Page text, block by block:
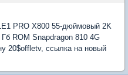
PRO X800 55-дюймовый 2K
ROM Snapdragon 810 4G
20$offletv, ссылка на новый